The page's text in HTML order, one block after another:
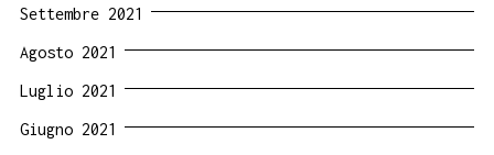
Settembre 2021
Agosto 2021
Luglio 2021
Giugno 2021